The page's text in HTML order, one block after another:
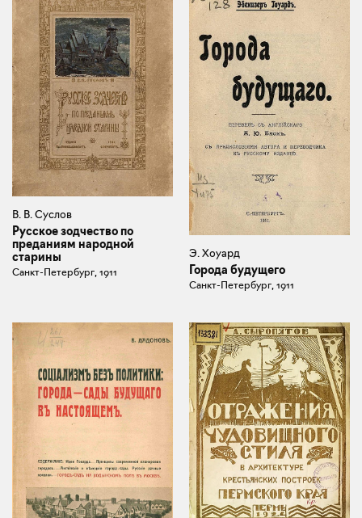
В. В. Суслов
Русское зодчество по
преданиям народной
старины
Санкт-Петербург, 1911
Э. Хоуард
Города будущего
Санкт-Петербург, 1911